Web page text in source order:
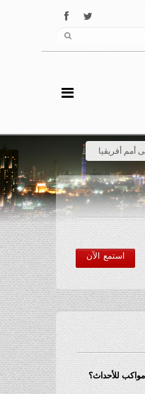
أمم أفريقيا
استمع الآن
للأحداث؟